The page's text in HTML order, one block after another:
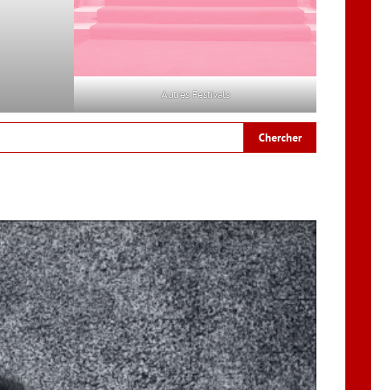
Autres Festivals